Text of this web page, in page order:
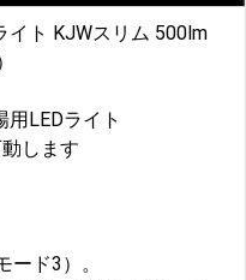
イト KJWスリム 500lm
LEDライト
します
ド3）。